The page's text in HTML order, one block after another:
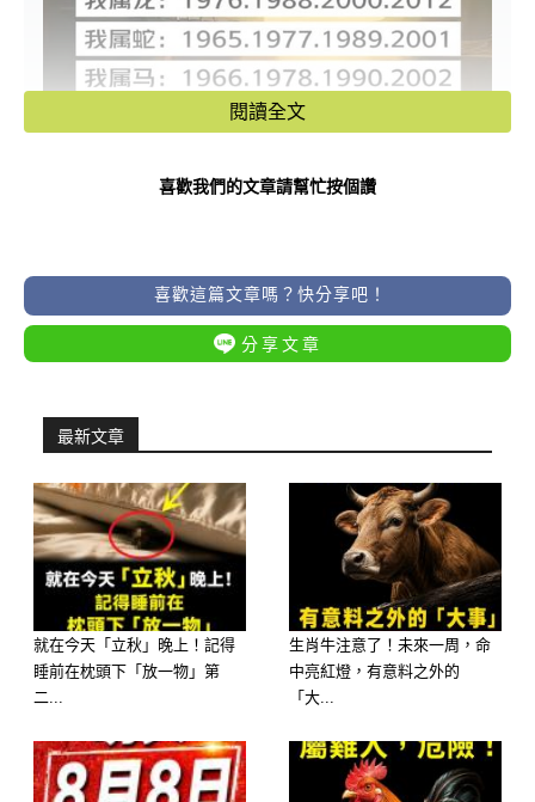
閱讀全文
喜歡我們的文章請幫忙按個讚
喜歡這篇文章嗎？快分享吧！
分享文章
最新文章
就在今天「立秋」晚上！記得
睡前在枕頭下「放一物」第
二...
生肖牛注意了！未來一周，命
中亮紅燈，有意料之外的
「大...